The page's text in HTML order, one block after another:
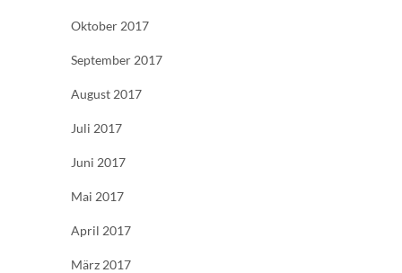
Oktober 2017
September 2017
August 2017
Juli 2017
Juni 2017
Mai 2017
April 2017
März 2017